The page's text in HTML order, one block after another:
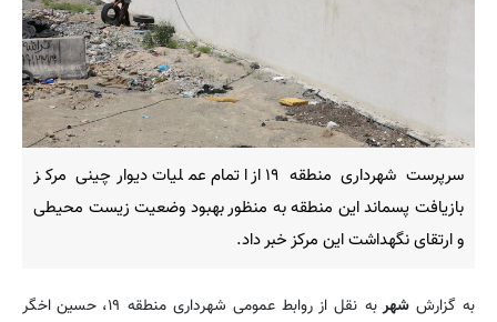
سرپرست شهرداری منطقه ۱۹ از اتمام عملیات دیوارچینی مرکز
بازیافت پسماند این منطقه به منظور بهبود وضعیت زیست محیطی
و ارتقای نگهداشت این مرکز خبر داد.
به گزارششهر
به نقل از روابط عمومی شهرداری منطقه ۱۹، حسین اخگر